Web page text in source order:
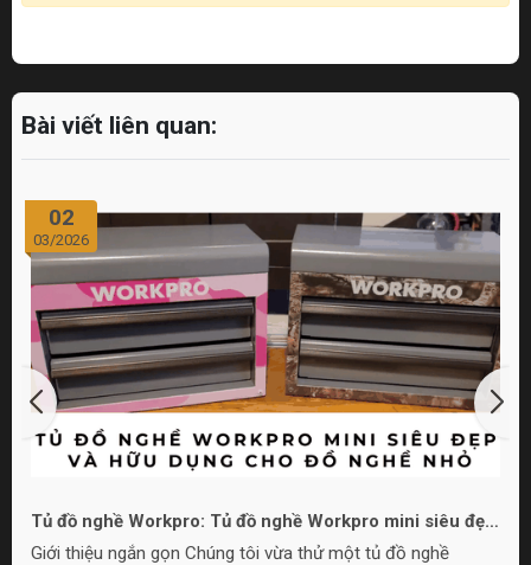
Bài viết liên quan:
02
03/2026
Tủ đồ nghề Workpro: Tủ đồ nghề Workpro mini siêu đẹp
và hữu dụng cho đồ nghề nhỏ
Giới thiệu ngắn gọn Chúng tôi vừa thử một tủ đồ nghề